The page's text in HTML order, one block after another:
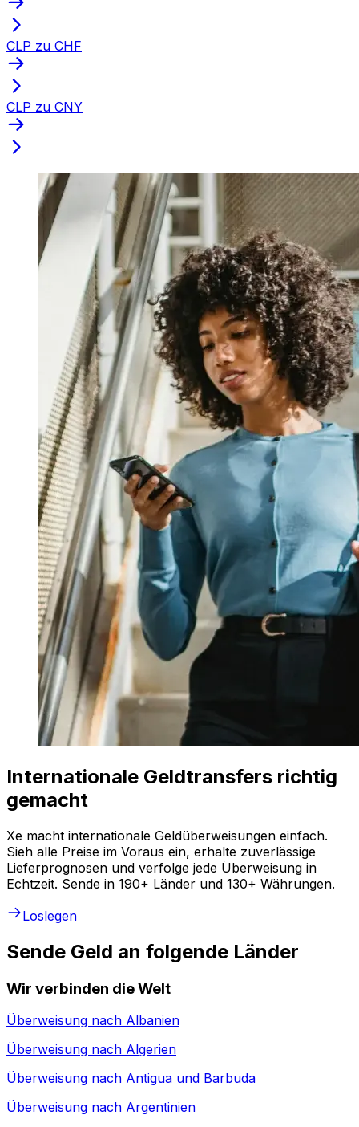
CLP zu CHF
CLP zu CNY
Internationale Geldtransfers richtig
gemacht
Xe macht internationale Geldüberweisungen einfach.
Sieh alle Preise im Voraus ein, erhalte zuverlässige
Lieferprognosen und verfolge jede Überweisung in
Echtzeit. Sende in 190+ Länder und 130+ Währungen.
Loslegen
Sende Geld an folgende Länder
Wir verbinden die Welt
Überweisung nach Albanien
Überweisung nach Algerien
Überweisung nach Antigua und Barbuda
Überweisung nach Argentinien